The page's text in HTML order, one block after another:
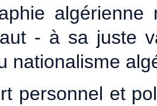
- à sa juste
nationalisme
personnel et